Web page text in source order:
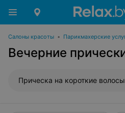
Салоны красоты • Парикмахерские
Вечерние
Прическа на короткие волосы